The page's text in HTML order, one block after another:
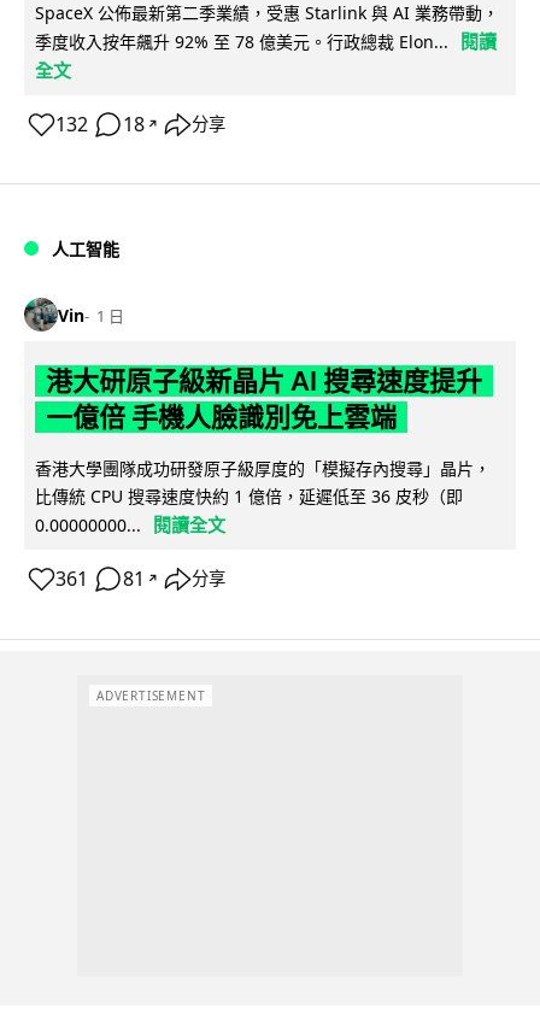
SpaceX 公佈最新第二季業績，受惠 Starlink 與 AI 業務帶動，
季度收入按年飆升 92% 至 78 億美元。行政總裁 Elon...
閱讀
全文
132 18 ↗ 分享
人工智能
Vin 1 日
港大研原子級新晶片 AI 搜尋速度提升
一億倍 手機人臉識別免上雲端
香港大學團隊成功研發原子級厚度的「模擬存內搜尋」晶片，
比傳統 CPU 搜尋速度快約 1 億倍，延遲低至 36 皮秒（即
0.00000000...
閱讀全文
361 81 ↗ 分享
ADVERTISEMENT